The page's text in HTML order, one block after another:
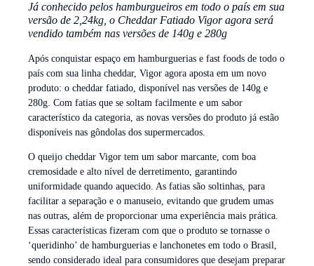
Já conhecido pelos hamburgueiros em todo o país em sua
versão de 2,24kg, o Cheddar Fatiado Vigor agora será
vendido também nas versões de 140g e 280g
Após conquistar espaço em hamburguerias e fast foods de todo o
país com sua linha cheddar, Vigor agora aposta em um novo
produto: o cheddar fatiado, disponível nas versões de 140g e
280g. Com fatias que se soltam facilmente e um sabor
característico da categoria, as novas versões do produto já estão
disponíveis nas gôndolas dos supermercados.
O queijo cheddar Vigor tem um sabor marcante, com boa
cremosidade e alto nível de derretimento, garantindo
uniformidade quando aquecido. As fatias são soltinhas, para
facilitar a separação e o manuseio, evitando que grudem umas
nas outras, além de proporcionar uma experiência mais prática.
Essas características fizeram com que o produto se tornasse o
‘queridinho’ de hamburguerias e lanchonetes em todo o Brasil,
sendo considerado ideal para consumidores que desejam preparar